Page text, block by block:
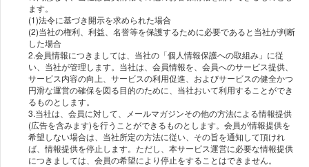
ます。
(1)法令に基づき開示を求められた場合
(2)当社の権利、利益、名誉等を保護するために必要であると当社が判断
した場合
2.会員情報につきましては、当社の「個人情報保護への取組み」に従
い、当社が管理します。当社は、会員情報を、会員へのサービス提供、
サービス内容の向上、サービスの利用促進、およびサービスの健全かつ
円滑な運営の確保を図る目的のために、当社おいて利用することができ
るものとします。
3.当社は、会員に対して、メールマガジンその他の方法による情報提供
(広告を含みます)を行うことができるものとします。会員が情報提供を
希望しない場合は、当社所定の方法に従い、その旨を通知して頂けれ
ば、情報提供を停止します。ただし、本サービス運営に必要な情報提供
につきましては、会員の希望により停止をすることはできません。